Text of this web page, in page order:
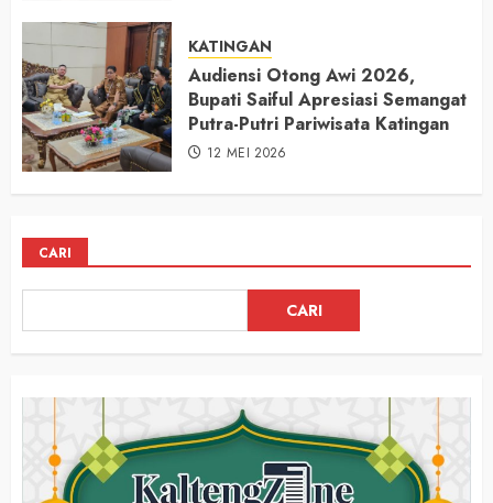
KATINGAN
Audiensi Otong Awi 2026,
Bupati Saiful Apresiasi Semangat
Putra-Putri Pariwisata Katingan
12 MEI 2026
CARI
CARI